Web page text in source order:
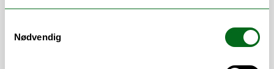
Nødvendig